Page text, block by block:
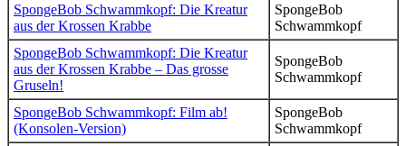
SpongeBob Schwammkopf: Die Kreatur
aus der Krossen Krabbe
SpongeBob
Schwammkopf
SpongeBob Schwammkopf: Die Kreatur
aus der Krossen Krabbe – Das grosse
Gruseln!
SpongeBob
Schwammkopf
SpongeBob Schwammkopf: Film ab!
(Konsolen-Version)
SpongeBob
Schwammkopf